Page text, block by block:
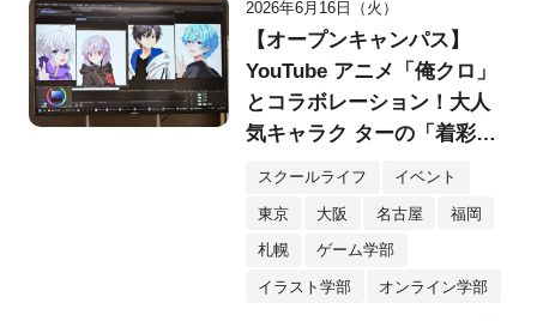
2026年6月16日（火）
【オープンキャンパス】
YouTube アニメ「俺クロ」
とコラボレーション！大人
気キャラク ターの「着彩」
スクールライフ イベント
東京 大阪 名古屋 福岡
札幌 ゲーム学部
イラスト学部 オンライン学部